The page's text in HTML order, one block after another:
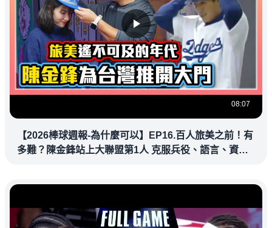
08:07
【2026棒球週報-為什麼可以】EP16.百人旅美之前！有
多難？陳金鋒站上大聯盟第1人 克服兵役、語言、資訊